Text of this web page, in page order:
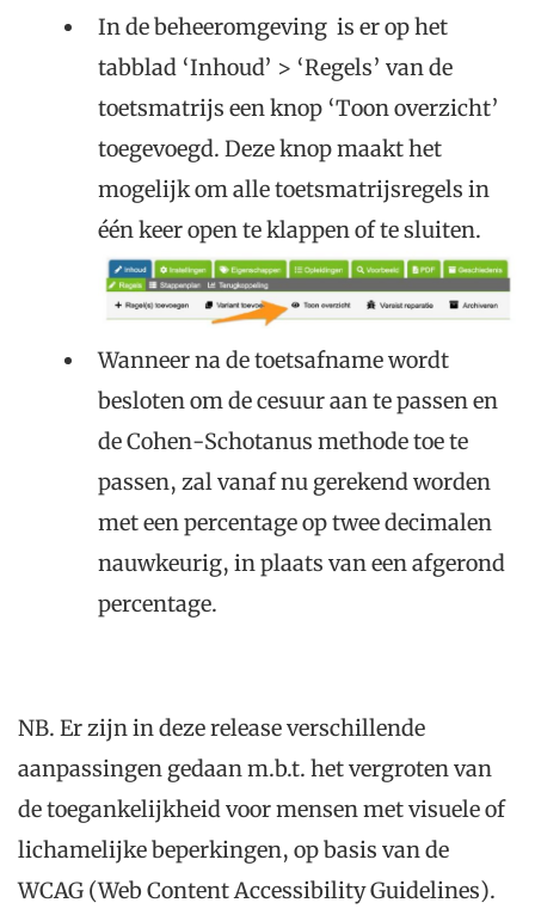
In de beheeromgeving is er op het
tabblad ‘Inhoud’ > ‘Regels’ van de
toetsmatrijs een knop ‘Toon overzicht’
toegevoegd. Deze knop maakt het
mogelijk om alle toetsmatrijsregels in
één keer open te klappen of te sluiten.
Wanneer na de toetsafname wordt
besloten om de cesuur aan te passen en
de Cohen-Schotanus methode toe te
passen, zal vanaf nu gerekend worden
met een percentage op twee decimalen
nauwkeurig, in plaats van een afgerond
percentage.
NB. Er zijn in deze release verschillende
aanpassingen gedaan m.b.t. het vergroten van
de toegankelijkheid voor mensen met visuele of
lichamelijke beperkingen, op basis van de
WCAG (Web Content Accessibility Guidelines).